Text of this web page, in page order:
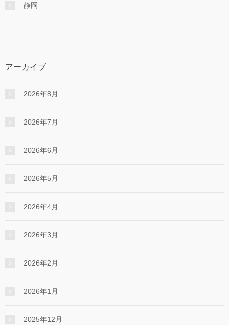
静岡
アーカイブ
2026年8月
2026年7月
2026年6月
2026年5月
2026年4月
2026年3月
2026年2月
2026年1月
2025年12月